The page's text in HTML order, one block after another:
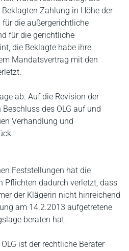
Zahlung in Höhe der
die außergerichtliche
für die gerichtliche
die Beklagte habe ihre
Mandatsvertrag mit den
ab. Auf die Revision der
des OLG auf und
Verhandlung und
Feststellungen hat die
Pflichten dadurch verletzt, dass
der Klägerin nicht hinreichend
am 14.2.2013 aufgetretene
beraten hat.
ist der rechtliche Berater